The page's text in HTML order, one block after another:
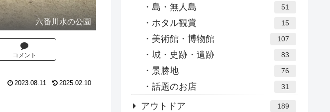
六番川水の公園
コメント
2023.08.11 2025.02.10
島・無人島 51
ホタル観賞 15
美術館・博物館 107
城・史跡・遺跡 83
景勝地 76
話題のお店 31
アウトドア 189